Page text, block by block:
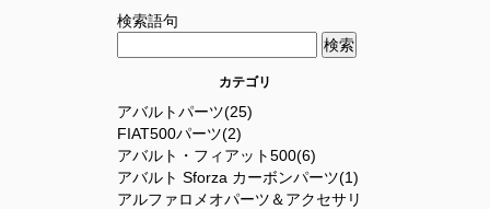
検索語句
カテゴリ
アバルトパーツ(25)
FIAT500パーツ(2)
アバルト・フィアット500(6)
アバルト Sforza カーボンパーツ(1)
アルファロメオパーツ＆アクセサリ